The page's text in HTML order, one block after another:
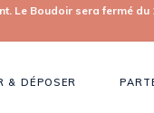
Le Boudoir sera fermé du
& DÉPOSER